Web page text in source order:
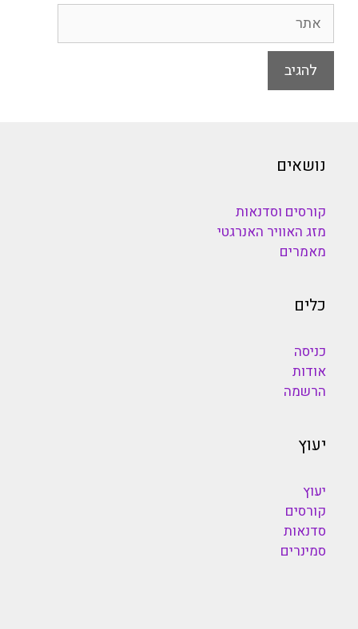
נושאים
קורסים וסדנאות
מזג האוויר האנרגטי
מאמרים
כלים
כניסה
אודות
הרשמה
יעוץ
יעוץ
קורסים
סדנאות
סמינרים